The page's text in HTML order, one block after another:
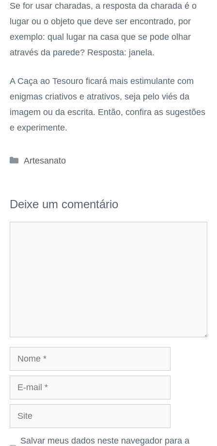
Se for usar charadas, a resposta da charada é o
lugar ou o objeto que deve ser encontrado, por
exemplo: qual lugar na casa que se pode olhar
através da parede? Resposta: janela.
A Caça ao Tesouro ficará mais estimulante com
enigmas criativos e atrativos, seja pelo viés da
imagem ou da escrita. Então, confira as sugestões
e experimente.
Categorias
Artesanato
Deixe um comentário
Nome
mail
Site
Salvar meus dados neste navegador para a